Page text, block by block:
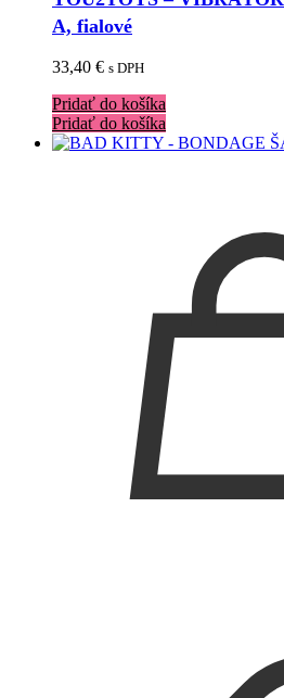
A, fialové
33,40 € s DPH
Pridať do košíka
Pridať do košíka